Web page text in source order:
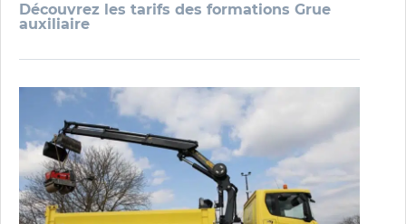
Découvrez les tarifs des formations Grue
auxiliaire